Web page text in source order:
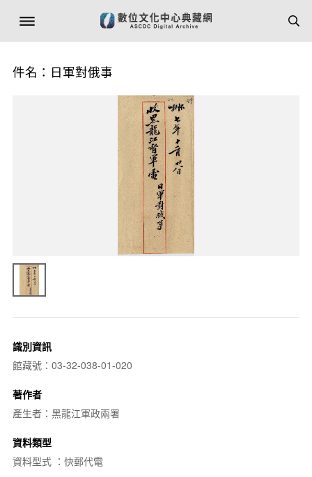
件名：日軍對俄事
識別資訊
館藏號：03-32-038-01-020
著作者
產生者：黑龍江軍政兩署
資料類型
資料型式 ：快郵代電